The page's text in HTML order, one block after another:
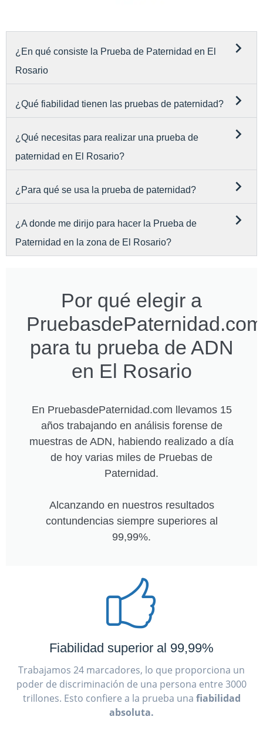
¿En qué consiste la Prueba de Paternidad en El
Rosario
¿Qué fiabilidad tienen las pruebas de paternidad?
¿Qué necesitas para realizar una prueba de
paternidad en El Rosario?
¿Para qué se usa la prueba de paternidad?
¿A donde me dirijo para hacer la Prueba de
Paternidad en la zona de El Rosario?
Por qué elegir a
PruebasdePaternidad.com
para tu prueba de ADN
en El Rosario
En PruebasdePaternidad.com llevamos 15
años trabajando en análisis forense de
muestras de ADN, habiendo realizado a día
de hoy varias miles de Pruebas de
Paternidad.
Alcanzando en nuestros resultados
contundencias siempre superiores al
99,99%.
Fiabilidad superior al 99,99%
Trabajamos 24 marcadores, lo que proporciona un
poder de discriminación de una persona entre 3000
trillones. Esto confiere a la prueba una fiabilidad
absoluta.